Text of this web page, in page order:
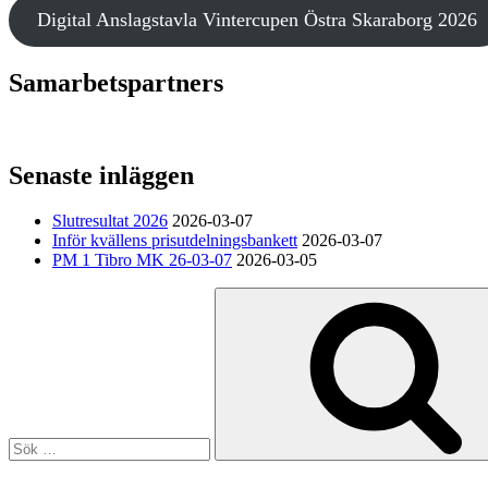
Digital Anslagstavla Vintercupen Östra Skaraborg 2026
Samarbetspartners
Senaste inläggen
Slutresultat 2026 2026-03-07
Inför kvällens prisutdelningsbankett 2026-03-07
PM 1 Tibro MK 26-03-07 2026-03-05